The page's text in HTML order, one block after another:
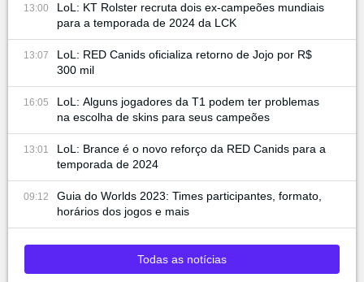
13:00
LoL: KT Rolster recruta dois ex-campeões mundiais
para a temporada de 2024 da LCK
13:07
LoL: RED Canids oficializa retorno de Jojo por R$
300 mil
16:05
LoL: Alguns jogadores da T1 podem ter problemas
na escolha de skins para seus campeões
13:01
LoL: Brance é o novo reforço da RED Canids para a
temporada de 2024
09:12
Guia do Worlds 2023: Times participantes, formato,
horários dos jogos e mais
Todas as notícias